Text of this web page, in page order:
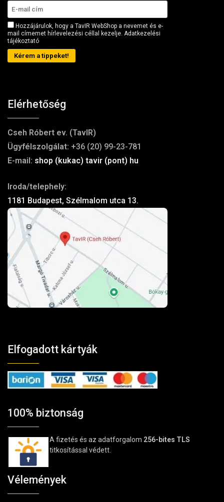
Hozzájárulok, hogy a TavIR WebShop a nevemet és e-
mail címemet hírlevelezési céllal kezelje. Adatkezelési
tájékoztató
Kérem a tippeket!
Elérhetőség
Cseh Róbert ev. (TavIR)
Ügyfélszolgálat: +36 (20) 99-23-781
E-mail: shop (kukac) tavir (pont) hu
Iroda/telephely:
1181 Budapest, Szélmalom utca 13.
Elfogadott kártyák
100% biztonság
A fizetés és az adatforgalom 256-bites TLS
titkosítással védett.
Vélemények